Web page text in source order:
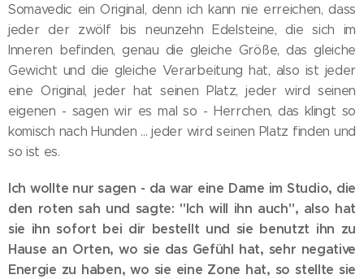
Somavedic ein Original, denn ich kann nie erreichen, dass
jeder der zwölf bis neunzehn Edelsteine, die sich im
Inneren befinden, genau die gleiche Größe, das gleiche
Gewicht und die gleiche Verarbeitung hat, also ist jeder
eine Original, jeder hat seinen Platz, jeder wird seinen
eigenen - sagen wir es mal so - Herrchen, das klingt so
komisch nach Hunden ... jeder wird seinen Platz finden und
so ist es.
Ich wollte nur sagen - da war eine Dame im Studio, die
den roten sah und sagte: "Ich will ihn auch", also hat
sie ihn sofort bei dir bestellt und sie benutzt ihn zu
Hause an Orten, wo sie das Gefühl hat, sehr negative
Energie zu haben, wo sie eine Zone hat, so stellte sie